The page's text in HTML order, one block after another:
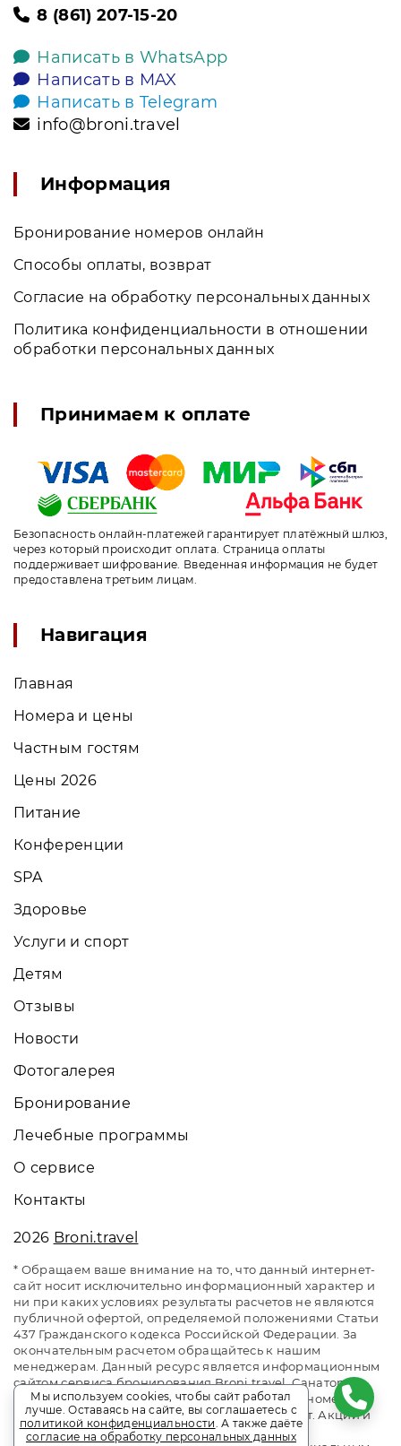
8 (861) 207-15-20
Написать в WhatsApp
Написать в MAX
Написать в Telegram
info@broni.travel
Информация
Бронирование номеров онлайн
Способы оплаты, возврат
Согласие на обработку персональных данных
Политика конфиденциальности в отношении
обработки персональных данных
Принимаем к оплате
Безопасность онлайн-платежей гарантирует платёжный шлюз,
через который происходит оплата. Страница оплаты
поддерживает шифрование. Введенная информация не будет
предоставлена третьим лицам.
Навигация
Главная
Номера и цены
Частным гостям
Цены 2026
Питание
Конференции
SPA
Здоровье
Услуги и спорт
Детям
Отзывы
Новости
Фотогалерея
Бронирование
Лечебные программы
О сервисе
Контакты
2026 Broni.travel
* Обращаем ваше внимание на то, что данный интернет-
сайт носит исключительно информационный характер и
ни при каких условиях результаты расчетов не являются
публичной офертой, определяемой положениями Статьи
437 Гражданского кодекса Российской Федерации. За
окончательным расчетом обращайтесь к нашим
менеджерам. Данный ресурс является информационным
сайтом сервиса бронирования Broni.travel. Санаторий
«Красная Талка». Сайт онлайн бронирования номеров.
Актуальные цены, прайс-листы и наличие мест. Акции и
спецпредложения. Выгодное бронирование.
Мы используем cookies, чтобы сайт работал
лучше. Оставаясь на сайте, вы соглашаетесь с
политикой конфиденциальности. А также даёте
согласие на обработку персональных данных